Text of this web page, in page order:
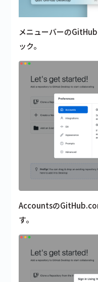
メニューバーの
ック。
Accountsの
す。